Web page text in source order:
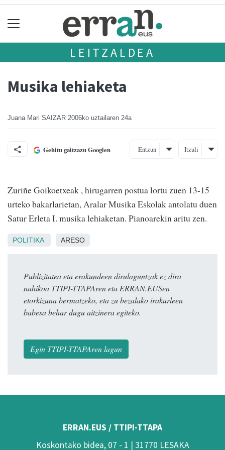
LEITZALDEA
Musika lehiaketa
Juana Mari SAIZAR 2006ko uztailaren 24a
Gehitu gaitzazu Googlen Entzun Itzuli
Zuriñe Goikoetxeak , hirugarren postua lortu zuen 13-15
urteko bakarlarietan, Aralar Musika Eskolak antolatu duen
Satur Erleta I. musika lehiaketan. Pianoarekin aritu zen.
POLITIKA ARESO
Publizitatea eta erakundeen dirulaguntzak ez dira
nahikoa TTIPI-TTAPAren eta ERRAN.EUSen
etorkizuna bermatzeko, eta zu bezalako irakurleen
babesa behar dugu aitzinera egiteko.
Egin TTIPI-TTAPAren lagun
ERRAN.EUS / TTIPI-TTAPA
Koskontako bidea, 07 - 1 | 31770 LESAKA